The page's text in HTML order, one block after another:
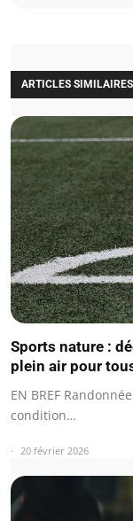
ARTICLES SIMILAIRES
Sports nature :
plein air pour
EN BREF
condition…
20 février 2026